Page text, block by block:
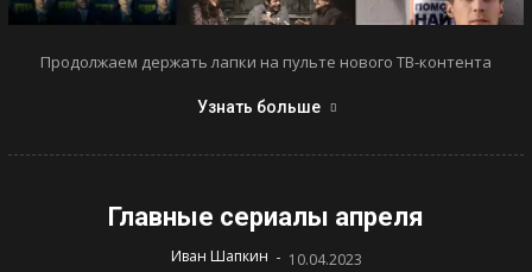
Продолжаем держать лапки на пульте нового ТВ-контента
Узнать больше
Главные сериалы апреля
Иван Шапкин - 10.04.2023